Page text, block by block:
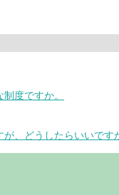
度ですか。
、どうしたらいいです